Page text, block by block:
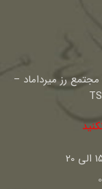
رز میرداماد –